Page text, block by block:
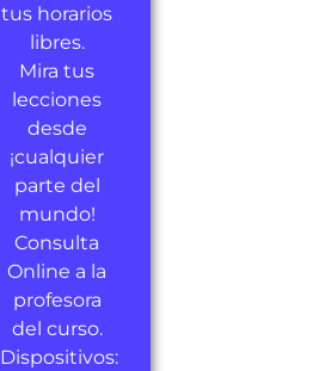
tus horarios
libres.
Mira tus
lecciones
desde
¡cualquier
parte del
mundo!
Consulta
Online a la
profesora
del curso.
Dispositivos: